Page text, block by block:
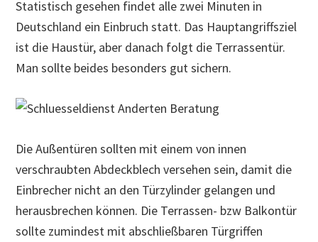
Statistisch gesehen findet alle zwei Minuten in
Deutschland ein Einbruch statt. Das Hauptangriffsziel
ist die Haustür, aber danach folgt die Terrassentür.
Man sollte beides besonders gut sichern.
Die Außentüren sollten mit einem von innen
verschraubten Abdeckblech versehen sein, damit die
Einbrecher nicht an den Türzylinder gelangen und
herausbrechen können. Die Terrassen- bzw Balkontür
sollte zumindest mit abschließbaren Türgriffen